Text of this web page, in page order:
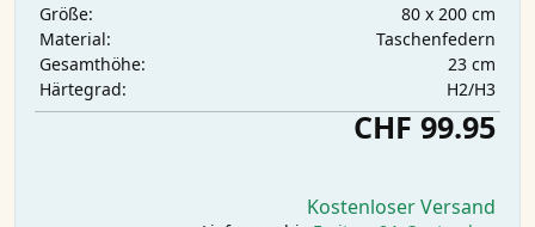
Größe:
80 x 200 cm
Material:
Taschenfedern
Gesamthöhe:
23 cm
Härtegrad:
H2/H3
CHF 99.95
Kostenloser Versand